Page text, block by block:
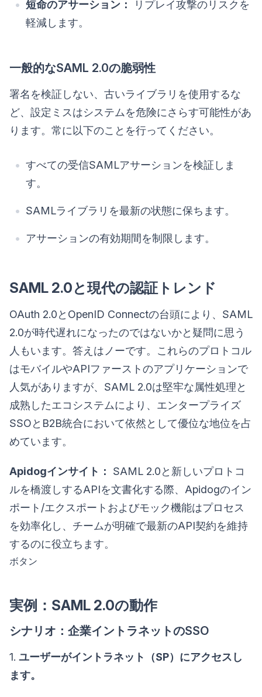
短命のアサーション：
リプレイ攻撃のリスクを
軽減します。
一般的なSAML 2.0の脆弱性
署名を検証しない、古いライブラリを使用するな
ど、設定ミスはシステムを危険にさらす可能性があ
ります。常に以下のことを行ってください。
すべての受信SAMLアサーションを検証しま
す。
SAMLライブラリを最新の状態に保ちます。
アサーションの有効期間を制限します。
SAML 2.0と現代の認証トレンド
OAuth 2.0とOpenID Connectの台頭により、SAML
2.0が時代遅れになったのではないかと疑問に思う
人もいます。答えはノーです。これらのプロトコル
はモバイルやAPIファーストのアプリケーションで
人気がありますが、SAML 2.0は堅牢な属性処理と
成熟したエコシステムにより、エンタープライズ
SSOとB2B統合において依然として優位な地位を占
めています。
Apidogインサイト：
SAML 2.0と新しいプロトコ
ルを橋渡しするAPIを文書化する際、Apidogのイン
ポート/エクスポートおよびモック機能はプロセス
を効率化し、チームが明確で最新のAPI契約を維持
するのに役立ちます。
ボタン
実例：SAML 2.0の動作
シナリオ：企業イントラネットのSSO
1. ユーザーがイントラネット（SP）にアクセスし
ます。